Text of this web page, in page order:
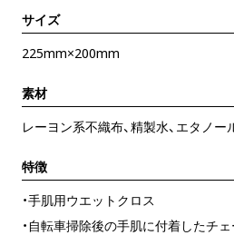
サイズ
225mm×200mm
素材
レーヨン系不織布、精製水、エタノー
特徴
・手肌用ウエットクロス
・自転車掃除後の手肌に付着したチ